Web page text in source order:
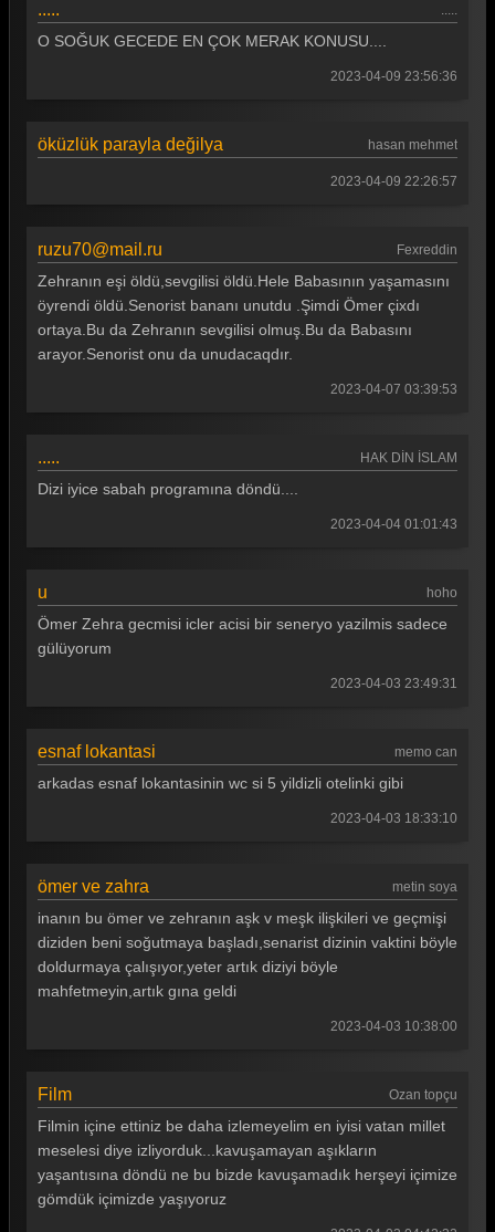
..... .....
O SOĞUK GECEDE EN ÇOK MERAK KONUSU....
2023-04-09 23:56:36
öküzlük parayla değilya hasan mehmet
2023-04-09 22:26:57
ruzu70@mail.ru Fexreddin
Zehranın eşi öldü,sevgilisi öldü.Hele Babasının yaşamasını
öyrendi öldü.Senorist bananı unutdu .Şimdi Ömer çixdı
ortaya.Bu da Zehranın sevgilisi olmuş.Bu da Babasını
arayor.Senorist onu da unudacaqdır.
2023-04-07 03:39:53
..... HAK DİN İSLAM
Dizi iyice sabah programına döndü....
2023-04-04 01:01:43
u hoho
Ömer Zehra gecmisi icler acisi bir seneryo yazilmis sadece
gülüyorum
2023-04-03 23:49:31
esnaf lokantasi memo can
arkadas esnaf lokantasinin wc si 5 yildizli otelinki gibi
2023-04-03 18:33:10
ömer ve zahra metin soya
inanın bu ömer ve zehranın aşk v meşk ilişkileri ve geçmişi
diziden beni soğutmaya başladı,senarist dizinin vaktini böyle
doldurmaya çalışıyor,yeter artık diziyi böyle
mahfetmeyin,artık gına geldi
2023-04-03 10:38:00
Film Ozan topçu
Filmin içine ettiniz be daha izlemeyelim en iyisi vatan millet
meselesi diye izliyorduk...kavuşamayan aşıkların
yaşantısına döndü ne bu bizde kavuşamadık herşeyi içimize
gömdük içimizde yaşıyoruz